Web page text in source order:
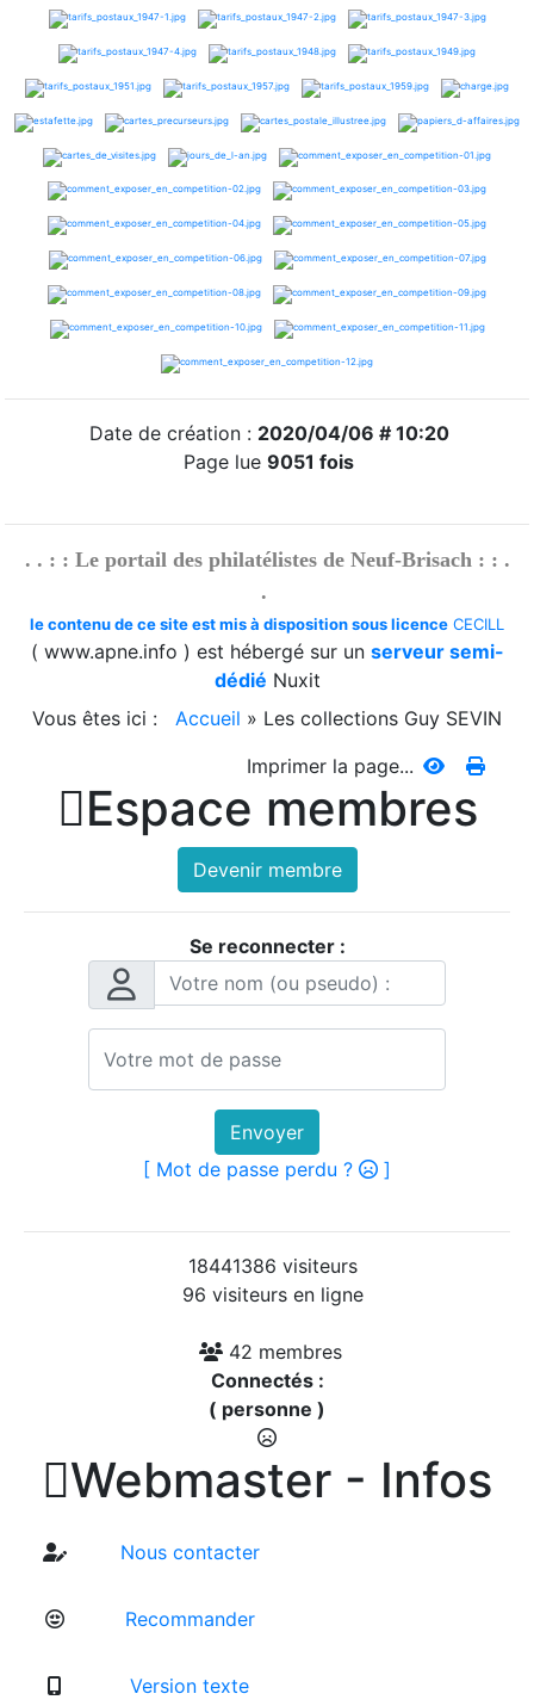
Date de création : 2020/04/06 # 10:20
Page lue 9051 fois
. . : : Le portail des philatélistes de Neuf-Brisach : : .
.
le contenu de ce site est mis à disposition sous licence CECILL
( www.apne.info ) est hébergé sur un serveur semi-
dédié Nuxit
Vous êtes ici :
Accueil » Les collections Guy SEVIN
Imprimer la page...
Espace membres
Devenir membre
Se reconnecter :
Envoyer
[ Mot de passe perdu ?
]
18441386 visiteurs
96 visiteurs en ligne
42 membres
Connectés :
( personne )
Webmaster - Infos
Nous contacter
Recommander
Version texte